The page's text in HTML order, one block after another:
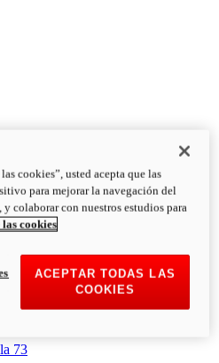
73
cookies”, usted acepta que las
para mejorar la navegación del
colaborar con nuestros estudios para
cookies
ACEPTAR TODAS LAS
COOKIES